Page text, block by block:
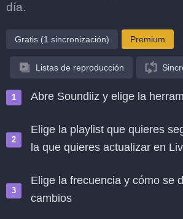
día.
Gratis (1 sincronización) Premium
Listas de reproducción
Abre Soundiiz y elige la
Elige la playlist que quieres
la que quieres actualizar en
Elige la frecuencia y cómo se
cambios